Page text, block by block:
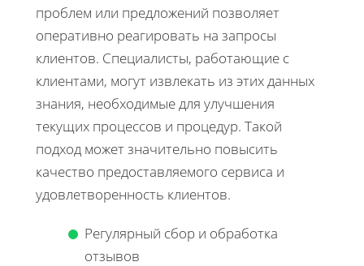
проблем или предложений позволяет
оперативно реагировать на запросы
клиентов. Специалисты, работающие с
клиентами, могут извлекать из этих данных
знания, необходимые для улучшения
текущих процессов и процедур. Такой
подход может значительно повысить
качество предоставляемого сервиса и
удовлетворенность клиентов.
Регулярный сбор и обработка
отзывов